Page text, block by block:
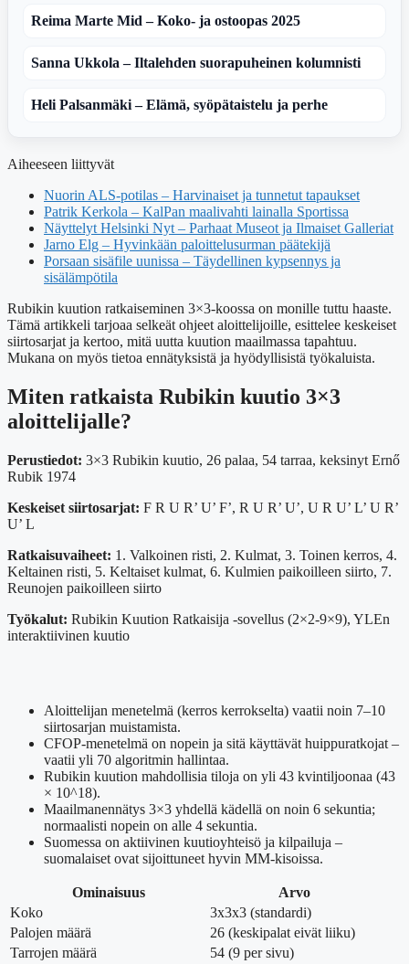
Reima Marte Mid – Koko- ja ostoopas 2025
Sanna Ukkola – Iltalehden suorapuheinen kolumnisti
Heli Palsanmäki – Elämä, syöpätaistelu ja perhe
Aiheeseen liittyvät
Nuorin ALS-potilas – Harvinaiset ja tunnetut tapaukset
Patrik Kerkola – KalPan maalivahti lainalla Sportissa
Näyttelyt Helsinki Nyt – Parhaat Museot ja Ilmaiset Galleriat
Jarno Elg – Hyvinkään paloittelusurman päätekijä
Porsaan sisäfile uunissa – Täydellinen kypsennys ja
sisälämpötila
Rubikin kuution ratkaiseminen 3×3-koossa on monille tuttu haaste.
Tämä artikkeli tarjoaa selkeät ohjeet aloittelijoille, esittelee keskeiset
siirtosarjat ja kertoo, mitä uutta kuution maailmassa tapahtuu.
Mukana on myös tietoa ennätyksistä ja hyödyllisistä työkaluista.
Miten ratkaista Rubikin kuutio 3×3
aloittelijalle?
Perustiedot: 3×3 Rubikin kuutio, 26 palaa, 54 tarraa, keksinyt Ernő
Rubik 1974
Keskeiset siirtosarjat: F R U R’ U’ F’, R U R’ U’, U R U’ L’ U R’
U’ L
Ratkaisuvaiheet: 1. Valkoinen risti, 2. Kulmat, 3. Toinen kerros, 4.
Keltainen risti, 5. Keltaiset kulmat, 6. Kulmien paikoilleen siirto, 7.
Reunojen paikoilleen siirto
Työkalut: Rubikin Kuution Ratkaisija -sovellus (2×2-9×9), YLEn
interaktiivinen kuutio
Aloittelijan menetelmä (kerros kerrokselta) vaatii noin 7–10
siirtosarjan muistamista.
CFOP-menetelmä on nopein ja sitä käyttävät huippuratkojat –
vaatii yli 70 algoritmin hallintaa.
Rubikin kuution mahdollisia tiloja on yli 43 kvintiljoonaa (43
× 10^18).
Maailmanennätys 3×3 yhdellä kädellä on noin 6 sekuntia;
normaalisti nopein on alle 4 sekuntia.
Suomessa on aktiivinen kuutioyhteisö ja kilpailuja –
suomalaiset ovat sijoittuneet hyvin MM-kisoissa.
Ominaisuus
Arvo
Koko
3x3x3 (standardi)
Palojen määrä
26 (keskipalat eivät liiku)
Tarrojen määrä
54 (9 per sivu)